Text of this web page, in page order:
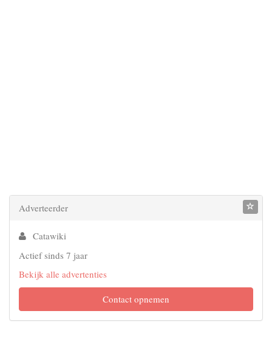
Adverteerder
Catawiki
Actief sinds 7 jaar
Bekijk alle advertenties
Contact opnemen